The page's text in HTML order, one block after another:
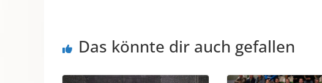
Das könnte dir auch gefallen